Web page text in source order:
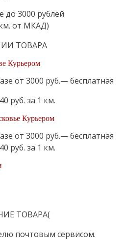
до 3000 рублей
от МКАД)
ТОВАРА
Курьером
от 3000 руб.— бесплатная
руб. за 1 км.
Курьером
от 3000 руб.— бесплатная
руб. за 1 км.
ТОВАРА(
почтовым сервисом.